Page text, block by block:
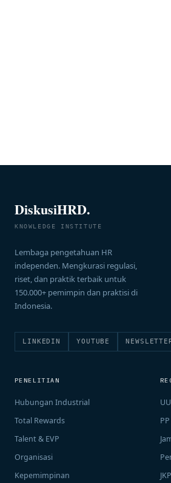
DiskusiHRD.
KNOWLEDGE INSTITUTE
Lembaga pengetahuan HR
independen. Mengkurasi regulasi,
riset, dan praktik terbaik untuk
150.000+ pemimpin dan praktisi di
Indonesia.
LINKEDIN YOUTUBE
PENELITIAN
Hubungan Industrial
Total Rewards
Talent & EVP
Organisasi
Kepemimpinan
JKP